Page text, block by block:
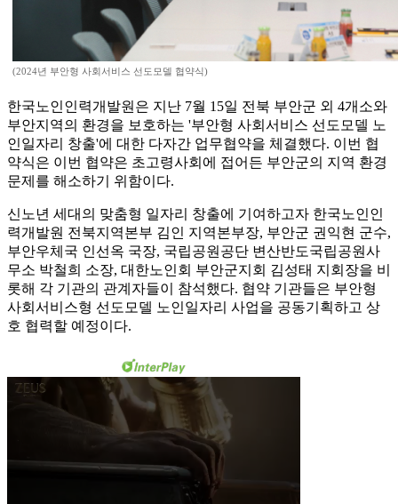
(2024년 부안형 사회서비스 선도모델 협약식)
한국노인인력개발원은 지난 7월 15일 전북 부안군 외 4개소와
부안지역의 환경을 보호하는 '부안형 사회서비스 선도모델 노
인일자리 창출'에 대한 다자간 업무협약을 체결했다. 이번 협
약식은 이번 협약은 초고령사회에 접어든 부안군의 지역 환경
문제를 해소하기 위함이다.
신노년 세대의 맞춤형 일자리 창출에 기여하고자 한국노인인
력개발원 전북지역본부 김인 지역본부장, 부안군 권익현 군수,
부안우체국 인선옥 국장, 국립공원공단 변산반도국립공원사
무소 박철희 소장, 대한노인회 부안군지회 김성태 지회장을 비
롯해 각 기관의 관계자들이 참석했다. 협약 기관들은 부안형
사회서비스형 선도모델 노인일자리 사업을 공동기획하고 상
호 협력할 예정이다.